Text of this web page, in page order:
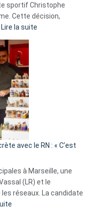
sportif Christophe
Cette décision,
Lire la suite
Algérie
avec le RN : « C’est
à Marseille, une
(LR) et le
réseaux. La candidate